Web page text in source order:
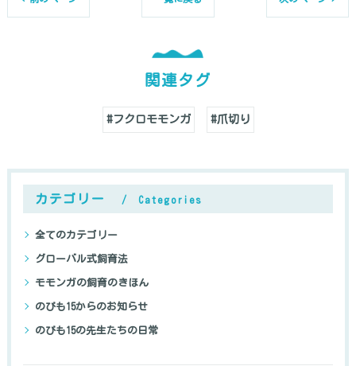
関連タグ
#フクロモモンガ #爪切り
カテゴリー Categories
全てのカテゴリー
グローバル式飼育法
モモンガの飼育のきほん
のびも15からのお知らせ
のびも15の先生たちの日常